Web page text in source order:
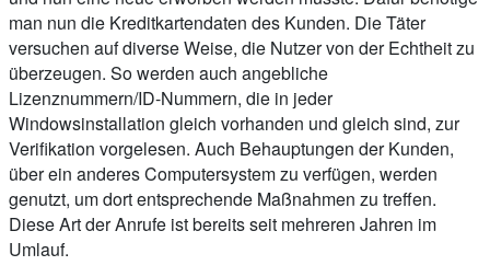
man nun die Kreditkartendaten des Kunden. Die Täter
versuchen auf diverse Weise, die Nutzer von der Echtheit zu
überzeugen. So werden auch angebliche
Lizenznummern/ID-Nummern, die in jeder
Windowsinstallation gleich vorhanden und gleich sind, zur
Verifikation vorgelesen. Auch Behauptungen der Kunden,
über ein anderes Computersystem zu verfügen, werden
genutzt, um dort entsprechende Maßnahmen zu treffen.
Diese Art der Anrufe ist bereits seit mehreren Jahren im
Umlauf.